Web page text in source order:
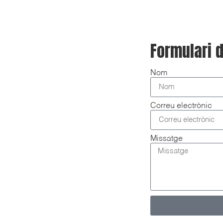
Formulari
Nom
Correu electrònic
Missatge